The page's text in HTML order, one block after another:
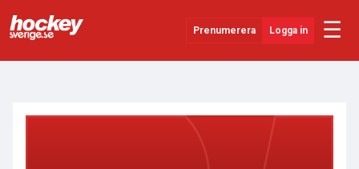
Prenumerera Logga in ☰